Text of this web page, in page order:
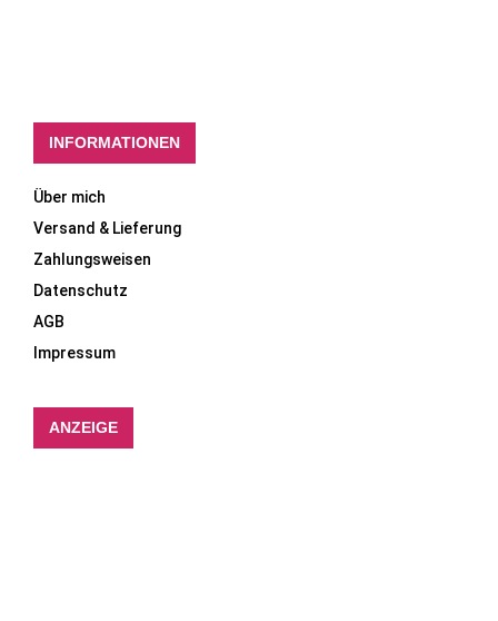
INFORMATIONEN
Über mich
Versand & Lieferung
Zahlungsweisen
Datenschutz
AGB
Impressum
ANZEIGE